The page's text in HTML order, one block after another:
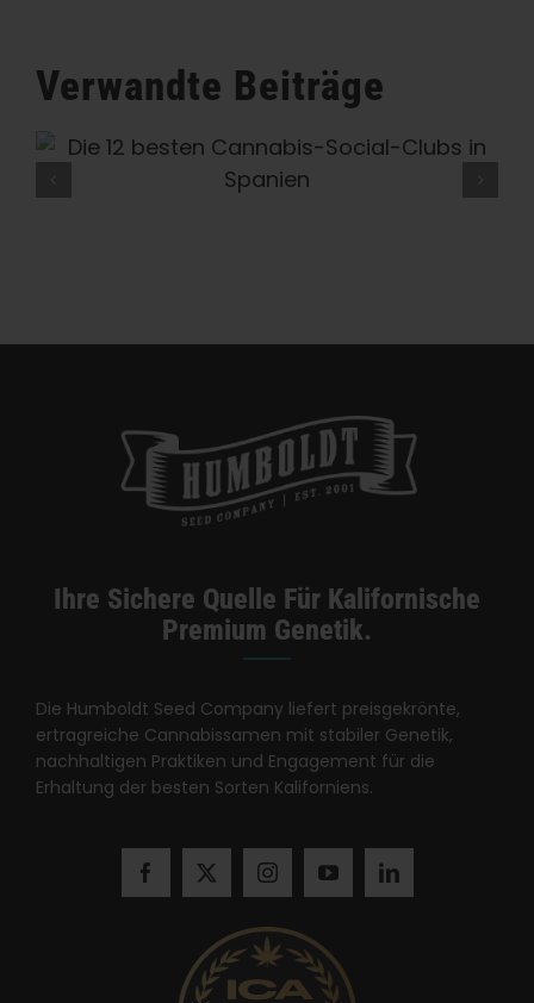
Hop-
Verwandte Beiträge
Das Beste Aus Ihrem Indoor-
Garten Herausholen: Die 9
Ihre Sichere Quelle Für Kalifornische
Premium Genetik.
Die Humboldt Seed Company liefert preisgekrönte,
ertragreiche Cannabissamen mit stabiler Genetik,
nachhaltigen Praktiken und Engagement für die
Erhaltung der besten Sorten Kaliforniens.